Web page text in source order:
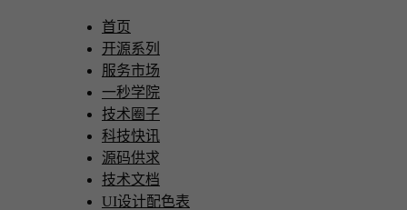
首页
开源系列
服务市场
一秒学院
技术圈子
科技快讯
源码供求
技术文档
UI设计配色表